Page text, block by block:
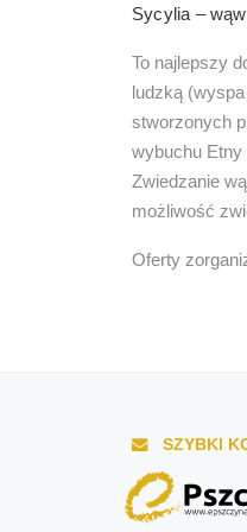
Sycylia –
To najlepszy
ludzką
stworzonych
wybuchu Etny
Zwiedzanie
możliwość
Oferty
SZYBKI